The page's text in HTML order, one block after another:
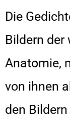
Die
Bildern der
Anatomie,
von ihnen
den